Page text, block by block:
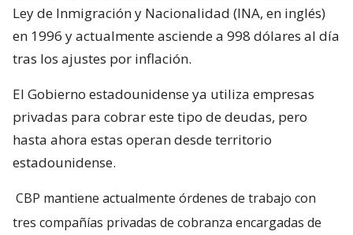
Ley de Inmigración y Nacionalidad (INA, en inglés)
en 1996 y actualmente asciende a 998 dólares al día
tras los ajustes por inflación.
El Gobierno estadounidense ya utiliza empresas
privadas para cobrar este tipo de deudas, pero
hasta ahora estas operan desde territorio
estadounidense.
CBP mantiene actualmente órdenes de trabajo con
tres compañías privadas de cobranza encargadas de